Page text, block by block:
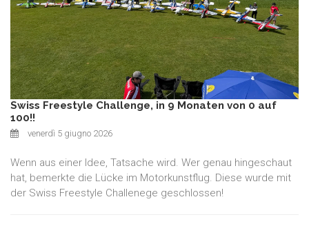
Swiss Freestyle Challenge, in 9 Monaten von 0 auf
100!!
venerdì 5 giugno 2026
Wenn aus einer Idee, Tatsache wird. Wer genau hingeschaut
hat, bemerkte die Lücke im Motorkunstflug. Diese wurde mit
der Swiss Freestyle Challenege geschlossen!